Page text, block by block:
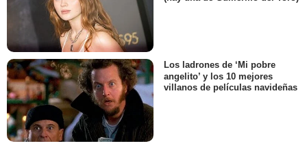
Los ladrones de ‘Mi pobre
angelito’ y los 10 mejores
villanos de películas navideñas